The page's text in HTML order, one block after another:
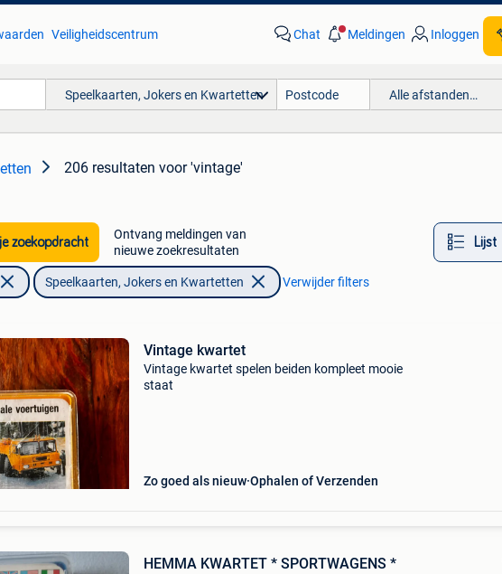
Veiligheidscentrum Chat Meldingen Inloggen
Speelkaarten, Jokers en Kwartetten Alle afstanden…
206 resultaten voor 'vintage'
zoekopdracht
Ontvang meldingen van
nieuwe zoekresultaten
Lijst
Speelkaarten, Jokers en Kwartetten Verwijder filters
Vintage kwartet
Vintage kwartet spelen beiden kompleet mooie
staat
Zo goed als nieuw Ophalen of Verzenden
HEMMA KWARTET * SPORTWAGENS *